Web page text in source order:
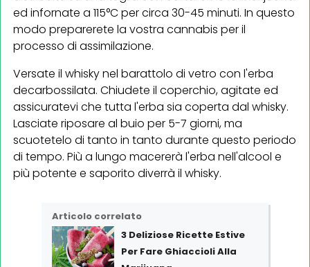
ed infornate a 115°C per circa 30-45 minuti. In questo
modo preparerete la vostra cannabis per il
processo di assimilazione.
Versate il whisky nel barattolo di vetro con l'erba
decarbossilata. Chiudete il coperchio, agitate ed
assicuratevi che tutta l'erba sia coperta dal whisky.
Lasciate riposare al buio per 5-7 giorni, ma
scuotetelo di tanto in tanto durante questo periodo
di tempo. Più a lungo macererà l'erba nell'alcool e
più potente e saporito diverrà il whisky.
Articolo correlato
3 Deliziose Ricette Estive
Per Fare Ghiaccioli Alla